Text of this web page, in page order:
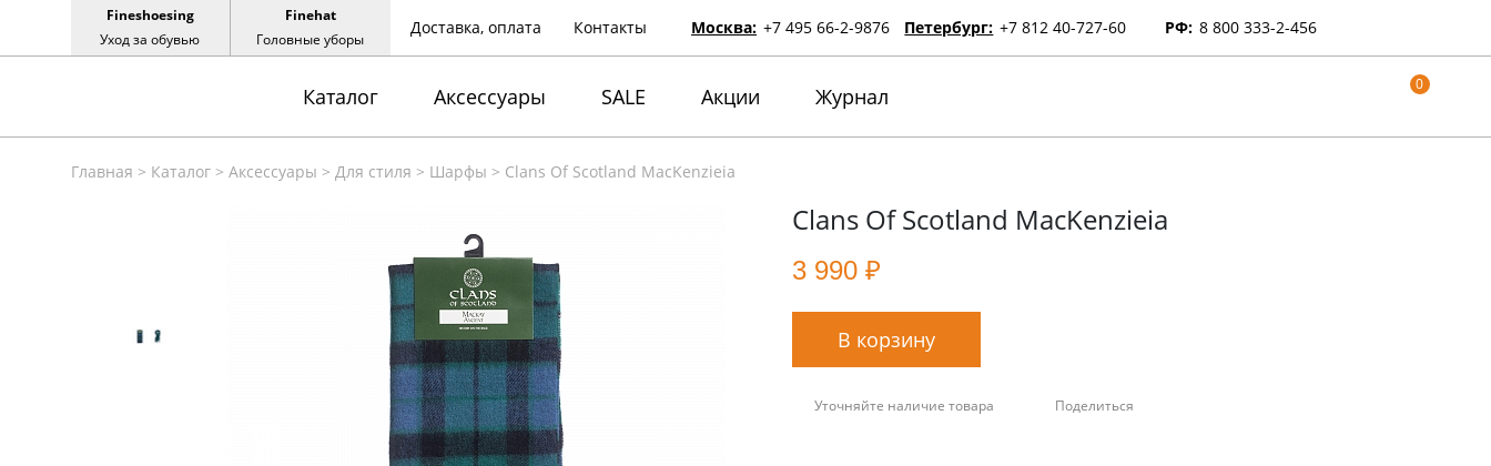
Fineshoesing
Уход за обувью
Finehat
Головные уборы
Доставка, оплата Контакты Москва: +7 495 66-2-9876 Петербург: +7 812 40-727-60 РФ: 8 800 333-2-456
Каталог Аксессуары SALE Акции Журнал 0
Главная > Каталог> Аксессуары > Для стиля > Шарфы > Clans Of Scotland MacKenzieia
Clans Of Scotland MacKenzieia
3 990 ₽
В корзину
Уточняйте наличие товара Поделиться